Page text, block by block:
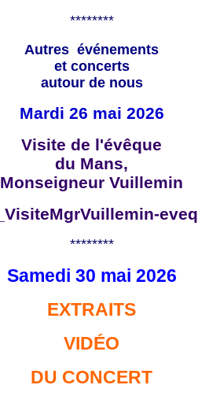
********
Autres événements
et concerts
autour de nous
Mardi 26 mai 2026
Visite de l'évêque
du Mans,
Monseigneur Vuillemin
********
Samedi 30 mai 2026
EXTRAITS
VIDÉO
DU CONCERT